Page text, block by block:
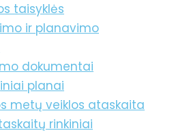
taisyklės
ir planavimo
dokumentai
planai
metų veiklos ataskaita
rinkiniai